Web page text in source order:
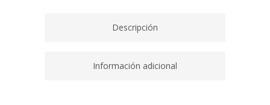
Descripción
Información adicional